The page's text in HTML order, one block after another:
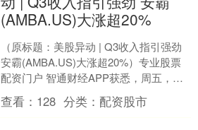
(AMBA.US)大涨超20%
（原标题：美股异动 | Q3收入指引强劲
安霸(AMBA.US)大涨超20%）专业股票
配资门户 智通财经APP获悉，周五，安
霸(AMBA.US)大涨超20%，创....
查看： 128 分类：配资股市